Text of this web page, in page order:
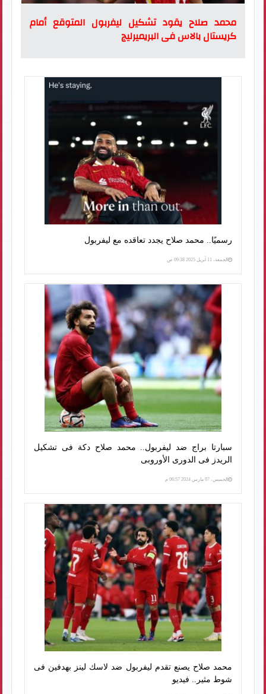
محمد صلاح يقود تشكيل ليفربول المتوقع أمام
كريستال بالاس فى البريميرليج
رسميًا.. محمد صلاح يجدد تعاقده مع ليفربول
الجمعة، 11 أبريل 2025 09:38 ص
سبارتا براج ضد ليفربول.. محمد صلاح دكة فى تشكيل
الريدز فى الدورى الأوروبى
الخميس، 07 مارس 2024 06:57 م
محمد صلاح يصنع تقدم ليفربول ضد لاسك لينز بهدفين فى
شوط مثير.. فيديو